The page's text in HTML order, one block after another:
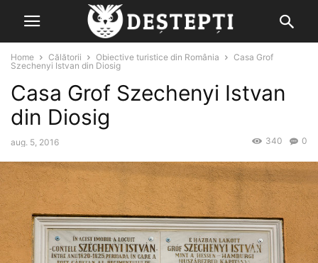
Home Călătorii Obiective turistice din România
Casa Grof
Szechenyi Istvan din Diosig
Casa Grof Szechenyi Istvan
din Diosig
aug. 5, 2016 0
340